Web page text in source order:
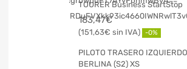
TOURER Business StartStop
183,47€
151,63€ -0%
PILOTO TRASERO
BERLINA (S2) XS